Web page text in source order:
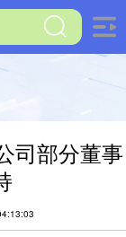
司部分董事